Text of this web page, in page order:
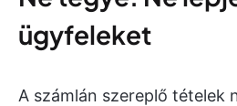
ügyfeleket
A számlán szereplő tételek